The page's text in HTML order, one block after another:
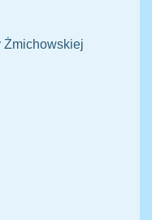
Żmichowskiej